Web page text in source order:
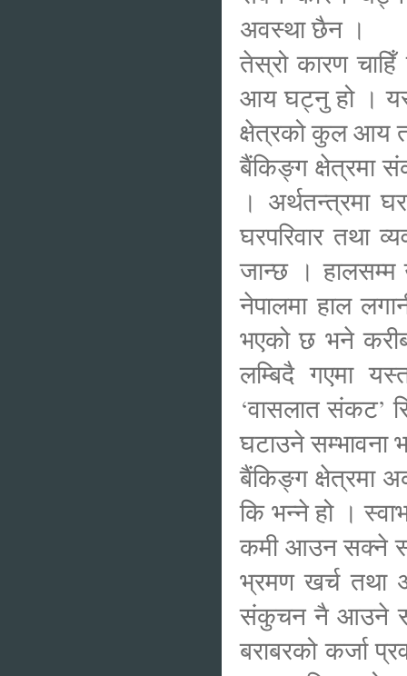
अवस्था छैन ।
तेस्रो कारण
आय घट्नु हो ।
क्षेत्रको कुल आय
बैंकिङ्ग क्षेत्रमा
। अर्थतन्त्रमा
घरपरिवार तथा
जान्छ ।
नेपालमा हाल
भएको छ भने
लम्बिदै गएमा
‘वासलात संकट’
घटाउने सम्भावना
बैंकिङ्ग क्षेत्रमा
कि भन्ने हो ।
कमी आउन सक्ने
भ्रमण खर्च तथा
संकुचन नै आउने
बराबरको कर्जा